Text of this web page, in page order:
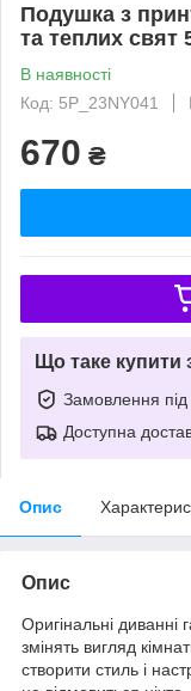
Подушка з
та теплих свят
В наявності
Код: 5P_23NY041
670 ₴
Що таке купити
Замовлення під
Доступна
Опис
Опис
Оригінальні диванні
змінять вигляд
створити стиль і